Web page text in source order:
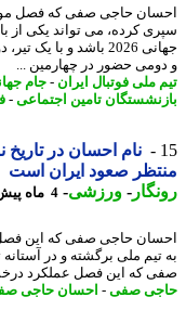
حاجی صفی که فصل موفقی
کرده، می تواند یکی از
جهانی 2026 باشد و با یک
حضور در چهارمین ...
ملی فوتبال ایران - جام جهانی-
تامین اجتماعی-
نام احسان در تاریخ
صعود ایران است
-ورزشی-4 ماه پیش - چهارشنبه 19 فروردین 1405، 15:27
حاجی صفی که این فصل
ملی برگشته و در آستانه
که این فصل عملکرد درخشانی
صفی-احسان حاجی صفی-